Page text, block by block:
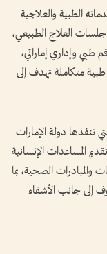
الطبية والعلاجية
جلسات العلاج الطبيعي،
طبي وإداري إماراتي،
متكاملة تهدف إلى
ضمن عملية "الفارس الشهم 3"، التي تنفذها دولة الإمارات
المساعدات الإنسانية
والمبادرات الصحية، بما
إلى جانب الأشقاء